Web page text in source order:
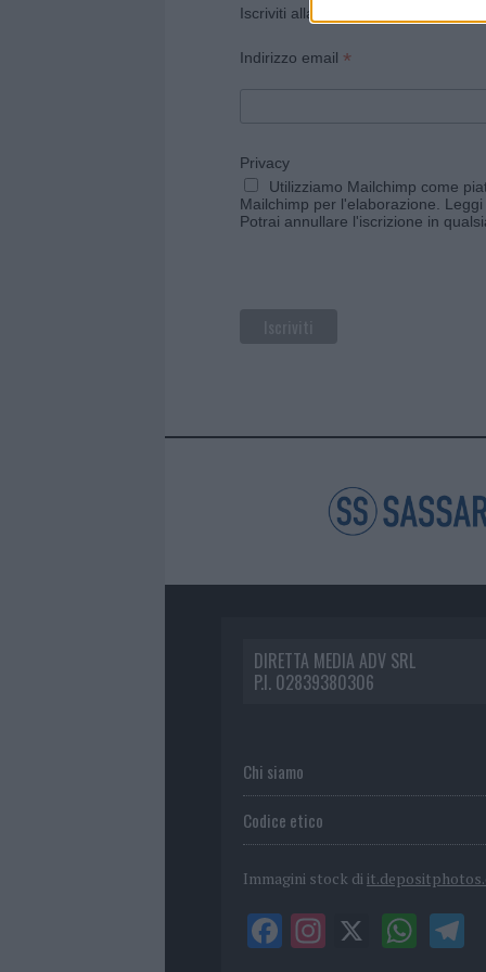
Iscriviti alla newsletter di Gallura
Indirizzo email *
Privacy
Utilizziamo Mailchimp come
Mailchimp per l'elaborazione.
Potrai annullare l'iscrizione in
DIRETTA MEDIA ADV SRL
P.I. 02839380306
Chi siamo
Codice etico
Immagini stock di